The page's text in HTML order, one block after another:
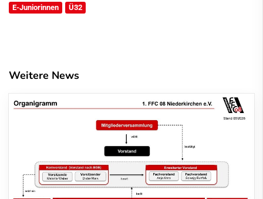
E-Juniorinnen
Ü32
Weitere News